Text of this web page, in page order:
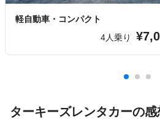
軽自動車・コンパクト
4人乗り
ターキーズレンタカーの感